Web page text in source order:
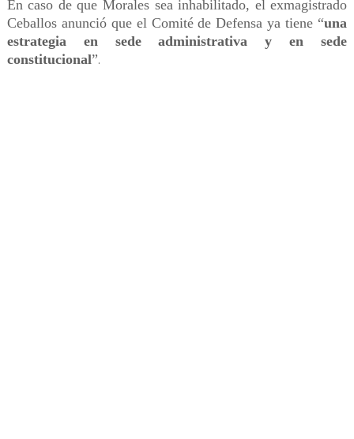
En caso de que Morales sea inhabilitado, el exmagistrado
Ceballos anunció que el Comité de Defensa ya tiene “una
estrategia en sede administrativa y en sede
constitucional”.